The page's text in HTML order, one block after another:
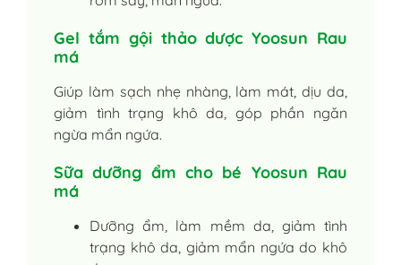
Gel tắm gội thảo dược Yoosun Rau
má
Giúp làm sạch nhẹ nhàng, làm mát, dịu da,
giảm tình trạng khô da, góp phần ngăn
ngừa mẩn ngứa.
Sữa dưỡng ẩm cho bé Yoosun Rau
má
Dưỡng ẩm, làm mềm da, giảm tình
trạng khô da, giảm mẩn ngứa do khô